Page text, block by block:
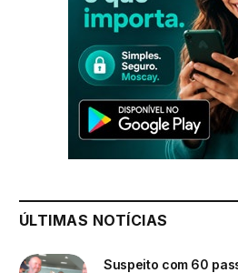
ÚLTIMAS NOTÍCIAS
Suspeito com 60